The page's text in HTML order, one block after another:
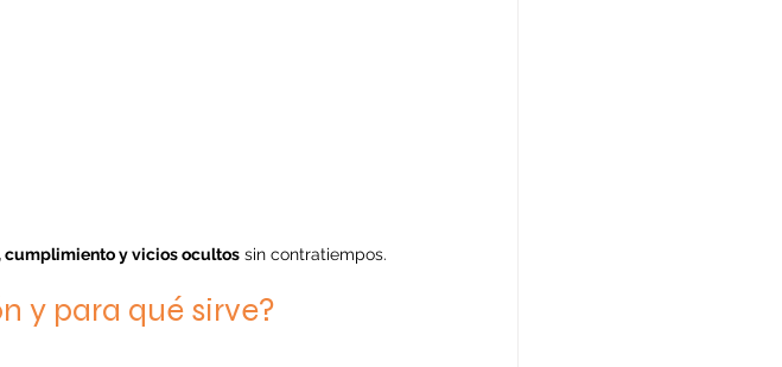
cumplimiento y vicios ocultos sin contratiempos.
y para qué sirve?